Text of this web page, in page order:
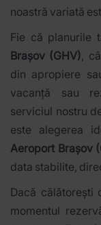
noastră variată
Fie că planurile
Brașov (GHV),
din apropiere
vacanță sau
serviciul nostru
este alegerea
Aeroport Brașov
data stabilite,
Dacă călătorești
momentul